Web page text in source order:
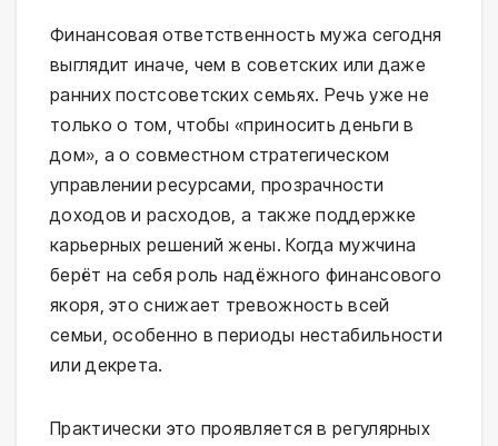
Финансовая ответственность мужа сегодня
выглядит иначе, чем в советских или даже
ранних постсоветских семьях. Речь уже не
только о том, чтобы «приносить деньги в
дом», а о совместном стратегическом
управлении ресурсами, прозрачности
доходов и расходов, а также поддержке
карьерных решений жены. Когда мужчина
берёт на себя роль надёжного финансового
якоря, это снижает тревожность всей
семьи, особенно в периоды нестабильности
или декрета.
Практически это проявляется в регулярных